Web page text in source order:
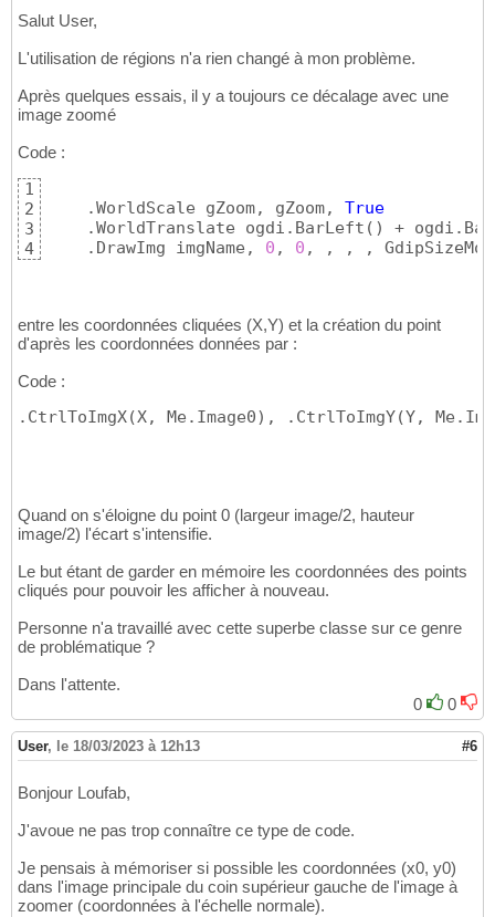
Salut User,
L'utilisation de régions n'a rien changé à mon problème.
Après quelques essais, il y a toujours ce décalage avec une
image zoomé
Code :
1
2
3
4
    .WorldScale gZoom, gZoom,
True
    .WorldTranslate ogdi.BarLeft
( )
+
    .DrawImg imgName,
0 , 0 , , , ,
entre les coordonnées cliquées (X,Y) et la création du point
d'après les coordonnées données par :
Code :
.CtrlToImgX(X, Me.Image0) , .CtrlToImgY(Y,
Quand on s'éloigne du point 0 (largeur image/2, hauteur
image/2) l'écart s'intensifie.
Le but étant de garder en mémoire les coordonnées des points
cliqués pour pouvoir les afficher à nouveau.
Personne n'a travaillé avec cette superbe classe sur ce genre
de problématique ?
Dans l'attente.
0
0
User, le 18/03/2023 à 12h13 #6
Bonjour Loufab,
J'avoue ne pas trop connaître ce type de code.
Je pensais à mémoriser si possible les coordonnées (x0, y0)
dans l'image principale du coin supérieur gauche de l'image à
zoomer (coordonnées à l'échelle normale).